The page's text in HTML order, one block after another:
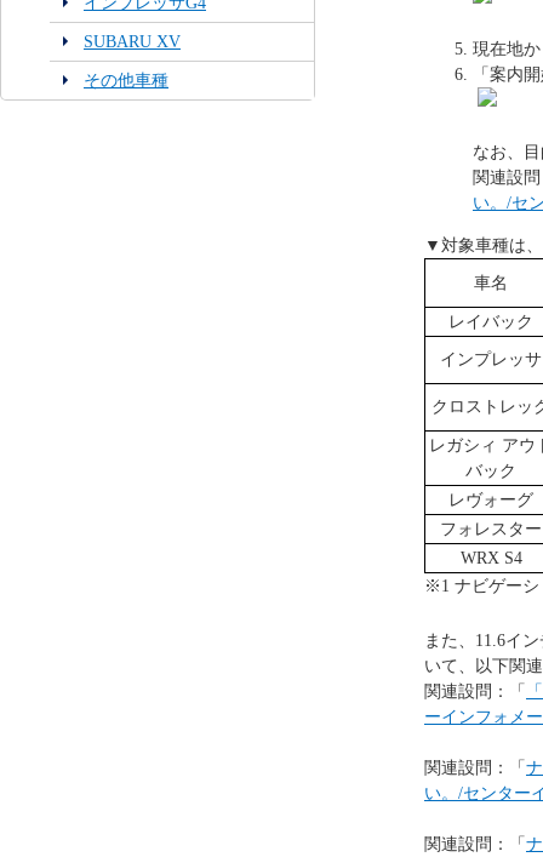
SUBARU XV
その他車種
現在地
「案内
なお、
関連設
い。/セ
▼対象車種は
車名
レイバック
インプレッサ
クロストレッ
レガシィ アウ
バック
レヴォーグ
フォレスター
WRX S4
※1 ナビゲーシ
また、11.6イ
いて、以下関
関連設問：「
ーインフォメ
関連設問：「
い。/センター
関連設問：「